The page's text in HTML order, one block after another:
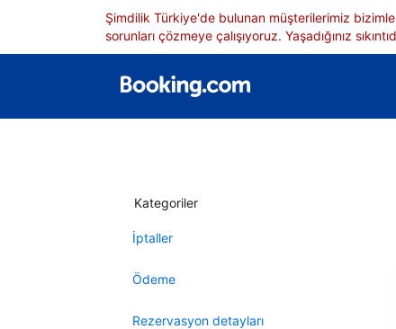
Şimdilik Türkiye'de bulunan müşterilerimiz
sorunları çözmeye çalışıyoruz. Yaşadığınız
Kategoriler
İptaller
Ödeme
Rezervasyon detayları